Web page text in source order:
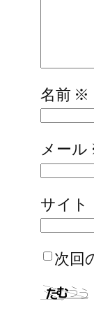
名前 ※
メール
サイト
次回